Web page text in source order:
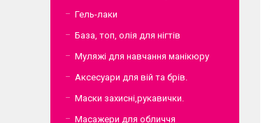
Гель-лаки
База, топ, олія для нігтів
Муляжі для навчання манікюру
Аксесуари для вій та брів.
Маски захисні,рукавички.
Масажери для обличчя